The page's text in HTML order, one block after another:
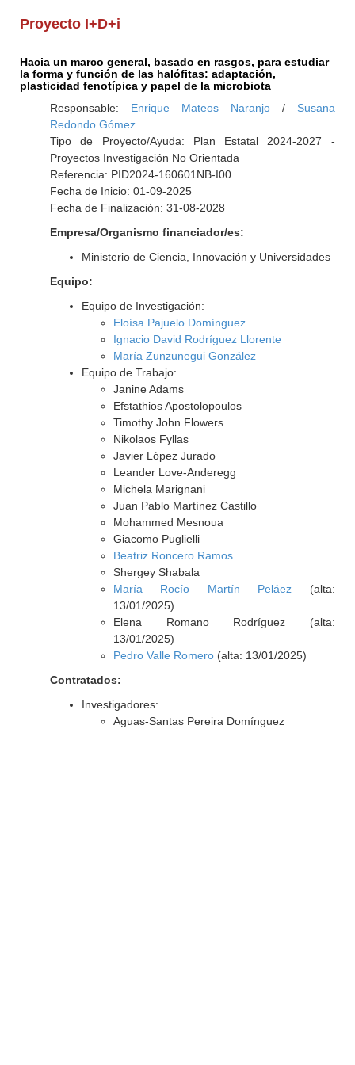
Proyecto I+D+i
Hacia un marco general, basado en rasgos, para estudiar
la forma y función de las halófitas: adaptación,
plasticidad fenotípica y papel de la microbiota
Responsable: Enrique Mateos Naranjo/ Susana
Redondo Gómez
Tipo de Proyecto/Ayuda: Plan Estatal 2024-2027 -
Proyectos Investigación No Orientada
Referencia: PID2024-160601NB-I00
Fecha de Inicio: 01-09-2025
Fecha de Finalización: 31-08-2028
Empresa/Organismo financiador/es:
Ministerio de Ciencia, Innovación y Universidades
Equipo:
Equipo de Investigación:
Eloísa Pajuelo Domínguez
Ignacio David Rodríguez Llorente
María Zunzunegui González
Equipo de Trabajo:
Janine Adams
Efstathios Apostolopoulos
Timothy John Flowers
Nikolaos Fyllas
Javier López Jurado
Leander Love-Anderegg
Michela Marignani
Juan Pablo Martínez Castillo
Mohammed Mesnoua
Giacomo Puglielli
Beatriz Roncero Ramos
Shergey Shabala
María Rocío Martín Peláez (alta:
13/01/2025)
Elena Romano Rodríguez (alta:
13/01/2025)
Pedro Valle Romero(alta: 13/01/2025)
Contratados:
Investigadores:
Aguas-Santas Pereira Domínguez